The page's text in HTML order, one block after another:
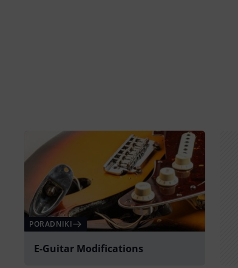
PORADNIKI
E-Guitar Modifications